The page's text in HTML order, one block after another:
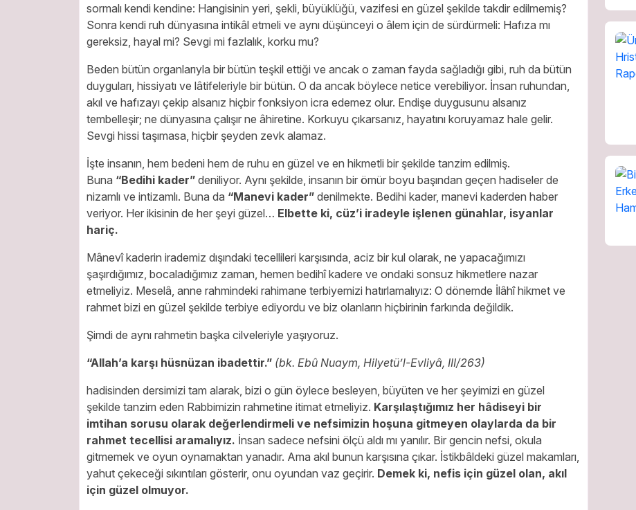
sormalı kendi kendine: Hangisinin yeri, şekli, büyüklüğü, vazifesi en güzel şekilde takdir edilmemiş?
Sonra kendi ruh dünyasına intikâl etmeli ve aynı düşünceyi o âlem için de sürdürmeli: Hafıza mı
gereksiz, hayal mi? Sevgi mi fazlalık, korku mu?
Beden bütün organlarıyla bir bütün teşkil ettiği ve ancak o zaman fayda sağladığı gibi, ruh da bütün
duyguları, hissiyatı ve lâtifeleriyle bir bütün. O da ancak böylece netice verebiliyor. İnsan ruhundan,
akıl ve hafızayı çekip alsanız hiçbir fonksiyon icra edemez olur. Endişe duygusunu alsanız
tembelleşir; ne dünyasına çalışır ne âhiretine. Korkuyu çıkarsanız, hayatını koruyamaz hale gelir.
Sevgi hissi taşımasa, hiçbir şeyden zevk alamaz.
İşte insanın, hem bedeni hem de ruhu en güzel ve en hikmetli bir şekilde tanzim edilmiş.
Buna “Bedihi kader” deniliyor. Aynı şekilde, insanın bir ömür boyu başından geçen hadiseler de
nizamlı ve intizamlı. Buna da “Manevi kader” denilmekte. Bedihi kader, manevi kaderden haber
veriyor. Her ikisinin de her şeyi güzel… Elbette ki, cüz’i iradeyle işlenen günahlar, isyanlar
hariç.
Mânevî kaderin irademiz dışındaki tecellileri karşısında, aciz bir kul olarak, ne yapacağımızı
şaşırdığımız, bocaladığımız zaman, hemen bedihî kadere ve ondaki sonsuz hikmetlere nazar
etmeliyiz. Meselâ, anne rahmindeki rahimane terbiyemizi hatırlamalıyız: O dönemde İlâhî hikmet ve
rahmet bizi en güzel şekilde terbiye ediyordu ve biz olanların hiçbirinin farkında değildik.
Şimdi de aynı rahmetin başka cilveleriyle yaşıyoruz.
“Allah’a karşı hüsnüzan ibadettir.” (bk. Ebû Nuaym, Hilyetü’l-Evliyâ, III/263)
hadisinden dersimizi tam alarak, bizi o gün öylece besleyen, büyüten ve her şeyimizi en güzel
şekilde tanzim eden Rabbimizin rahmetine itimat etmeliyiz. Karşılaştığımız her hâdiseyi bir
imtihan sorusu olarak değerlendirmeli ve nefsimizin hoşuna gitmeyen olaylarda da bir
rahmet tecellisi aramalıyız. İnsan sadece nefsini ölçü aldı mı yanılır. Bir gencin nefsi, okula
gitmemek ve oyun oynamaktan yanadır. Ama akıl bunun karşısına çıkar. İstikbâldeki güzel makamları,
yahut çekeceği sıkıntıları gösterir, onu oyundan vaz geçirir. Demek ki, nefis için güzel olan, akıl
için güzel olmuyor.